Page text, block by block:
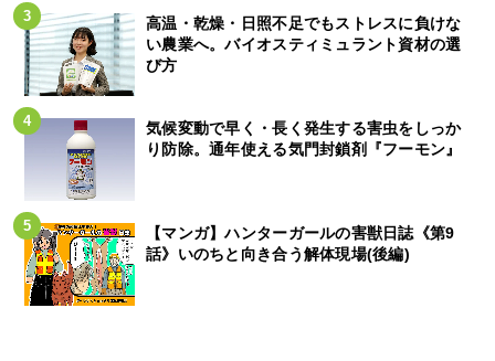
高温・乾燥・日照不足でもストレスに負けな
い農業へ。バイオスティミュラント資材の選
び方
気候変動で早く・長く発生する害虫をしっか
り防除。通年使える気門封鎖剤『フーモン』
【マンガ】ハンターガールの害獣日誌《第9
話》いのちと向き合う解体現場(後編)